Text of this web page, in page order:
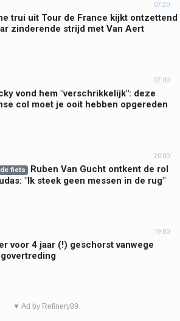
07:20
trui uit Tour de France kijkt ontzettend
zinderende strijd met Van Aert
07:00
vond hem "verschrikkelijk": deze
col moet je ooit hebben opgereden
20:00
de fiets
Ruben Van Gucht ontkent de rol
"Ik steek geen messen in de rug"
19:00
voor 4 jaar (!) geschorst vanwege
▼ Ad by Refinery89